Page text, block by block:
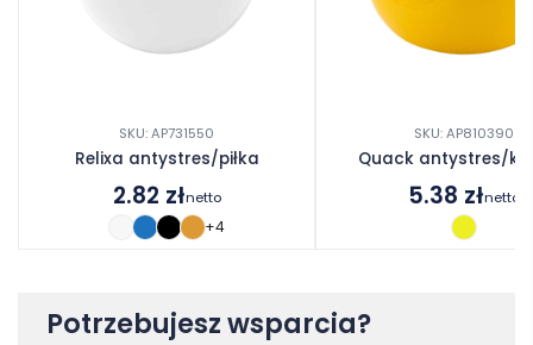
SKU: AP731550
Relixa antystres/piłka
2.82 złnetto
+4
SKU: AP810390
Quack antystres/
5.38 złnetto
Potrzebujesz wsparcia?